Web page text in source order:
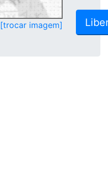
[trocar imagem]